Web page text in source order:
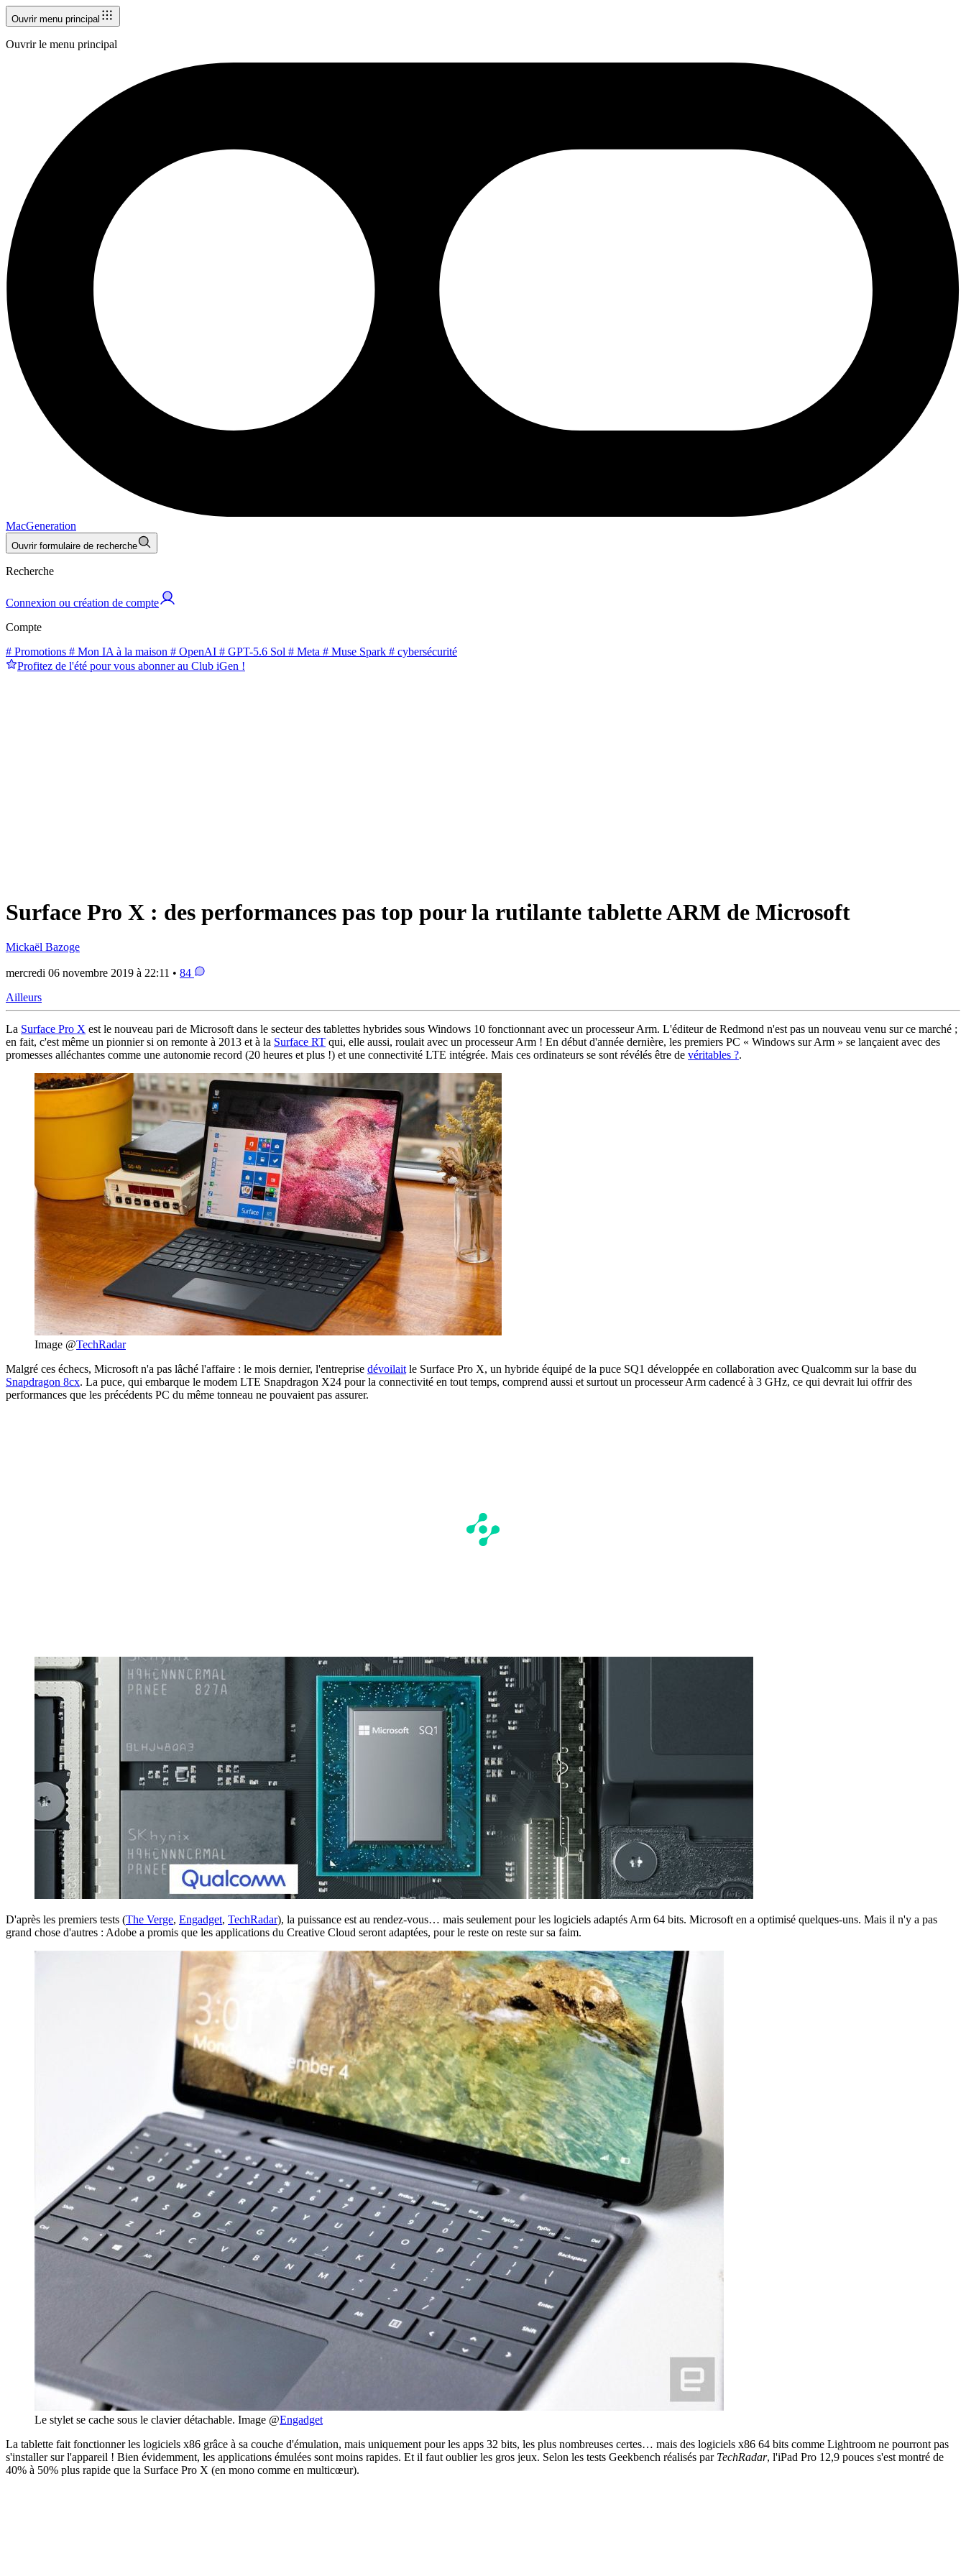
Ouvrir menu principal
Ouvrir le menu principal
MacGeneration
Ouvrir formulaire de recherche
Recherche
Connexion ou création de compte
Compte
# Promotions # Mon IA à la maison # OpenAI # GPT-5.6 Sol # Meta # Muse Spark # cybersécurité
Profitez de l'été pour vous abonner au Club iGen !
Surface Pro X : des performances pas top pour la rutilante tablette ARM de Microsoft
Mickaël Bazoge
mercredi 06 novembre 2019 à 22:11 • 84
Ailleurs
La Surface Pro X est le nouveau pari de Microsoft dans le secteur des tablettes hybrides sous Windows 10 fonctionnant avec un processeur Arm. L'éditeur de Redmond n'est pas un nouveau venu sur ce marché ;
en fait, c'est même un pionnier si on remonte à 2013 et à la Surface RT qui, elle aussi, roulait avec un processeur Arm ! En début d'année dernière, les premiers PC « Windows sur Arm » se lançaient avec des
promesses alléchantes comme une autonomie record (20 heures et plus !) et une connectivité LTE intégrée. Mais ces ordinateurs se sont révélés être de véritables ?.
Image @TechRadar
Malgré ces échecs, Microsoft n'a pas lâché l'affaire : le mois dernier, l'entreprise dévoilait le Surface Pro X, un hybride équipé de la puce SQ1 développée en collaboration avec Qualcomm sur la base du
Snapdragon 8cx. La puce, qui embarque le modem LTE Snapdragon X24 pour la connectivité en tout temps, comprend aussi et surtout un processeur Arm cadencé à 3 GHz, ce qui devrait lui offrir des
performances que les précédents PC du même tonneau ne pouvaient pas assurer.
D'après les premiers tests (The Verge, Engadget, TechRadar), la puissance est au rendez-vous… mais seulement pour les logiciels adaptés Arm 64 bits. Microsoft en a optimisé quelques-uns. Mais il n'y a pas
grand chose d'autres : Adobe a promis que les applications du Creative Cloud seront adaptées, pour le reste on reste sur sa faim.
Le stylet se cache sous le clavier détachable. Image @Engadget
La tablette fait fonctionner les logiciels x86 grâce à sa couche d'émulation, mais uniquement pour les apps 32 bits, les plus nombreuses certes… mais des logiciels x86 64 bits comme Lightroom ne pourront pas
s'installer sur l'appareil ! Bien évidemment, les applications émulées sont moins rapides. Et il faut oublier les gros jeux. Selon les tests Geekbench réalisés par TechRadar, l'iPad Pro 12,9 pouces s'est montré de
40% à 50% plus rapide que la Surface Pro X (en mono comme en multicœur).